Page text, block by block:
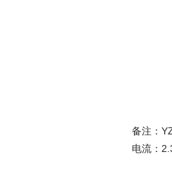
备注：
电流：